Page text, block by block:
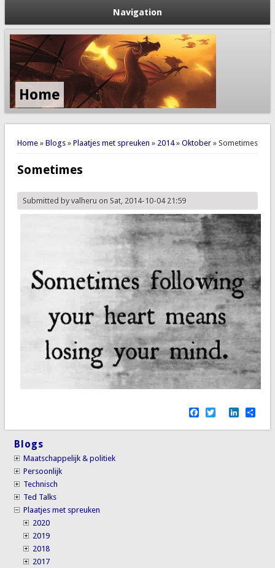
Navigation
Home
You are here
Home» Blogs» Plaatjes met spreuken » 2014» Oktober» Sometimes
Sometimes
Submitted byvalheruon Sat, 2014-10-04 21:59
Facebook
Twitter
Blogs
Maatschappelijk & politiek
Persoonlijk
Technisch
Ted Talks
Plaatjes met spreuken
2020
2019
2018
2017